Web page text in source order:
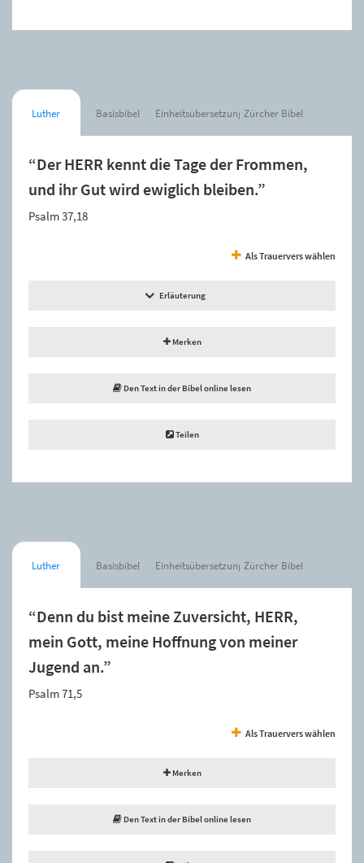
Luther Basisbibel Einheitsübersetzung Zürcher Bibel
“Der HERR kennt die Tage der Frommen,
und ihr Gut wird ewiglich bleiben.”
Psalm 37,18
Als Trauervers wählen
Erläuterung
Merken
Den Text in der Bibel online lesen
Teilen
Luther Basisbibel Einheitsübersetzung Zürcher Bibel
“Denn du bist meine Zuversicht, HERR,
mein Gott, meine Hoffnung von meiner
Jugend an.”
Psalm 71,5
Als Trauervers wählen
Merken
Den Text in der Bibel online lesen